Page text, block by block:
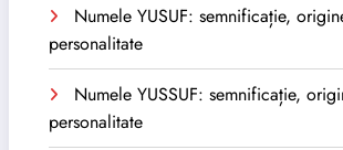
Numele YUSUF: semnificație,
personalitate
Numele YUSSUF: semnificație,
personalitate